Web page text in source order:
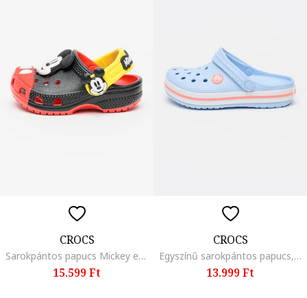
CROCS
Sarokpántos papucs Mickey egér mintával, Piros/Fekete
15.599 Ft
CROCS
Egyszínű sarokpántos papucs, Világoskék
13.999 Ft